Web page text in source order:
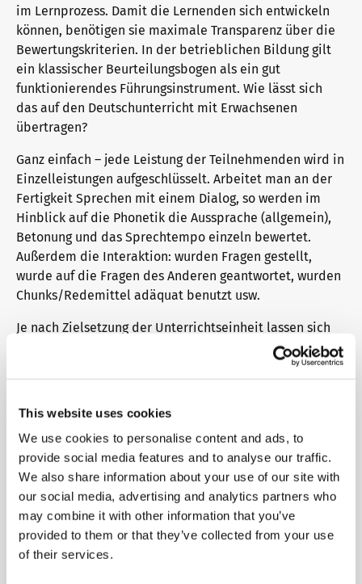
This website uses cookies
We use cookies to personalise content and ads, to
provide social media features and to analyse our traffic.
We also share information about your use of our site with
our social media, advertising and analytics partners who
may combine it with other information that you’ve
provided to them or that they’ve collected from your use
of their services.
Verifikation von telc Zertifikaten
Sprachprüfungen: Support & FAQ
DaF/DaZ Blog
Training: Support & FAQ
Wir sind telc
Die Zukunft spricht telc
telc in der Presse
Meet telc
Stellenangebote
Kontakt
im Lernprozess. Damit die Lernenden sich entwickeln
können, benötigen sie maximale Transparenz über die
Bewertungskriterien. In der betrieblichen Bildung gilt
ein klassischer Beurteilungsbogen als ein gut
funktionierendes Führungsinstrument. Wie lässt sich
das auf den Deutschunterricht mit Erwachsenen
übertragen?
Ganz einfach – jede Leistung der Teilnehmenden wird in
Einzelleistungen aufgeschlüsselt. Arbeitet man an der
Fertigkeit Sprechen mit einem Dialog, so werden im
Hinblick auf die Phonetik die Aussprache (allgemein),
Betonung und das Sprechtempo einzeln bewertet.
Außerdem die Interaktion: wurden Fragen gestellt,
wurde auf die Fragen des Anderen geantwortet, wurden
Chunks/Redemittel adäquat benutzt usw.
Je nach Zielsetzung der Unterrichtseinheit lassen sich
wurden Informationen ausgetauscht usw.) oder auch der
benutzt, wie wurde er benutzt – skalierende Bewertung
usw.).
Das darf durchaus wie eine Checkliste in der
Autoreparatur aussehen – mit einem Feld für „Ja“ oder
„Nein“ am Ende. Aber auch skalierende Einschätzungen
sind sinnvoll, bei denen die Teilnehmenden von